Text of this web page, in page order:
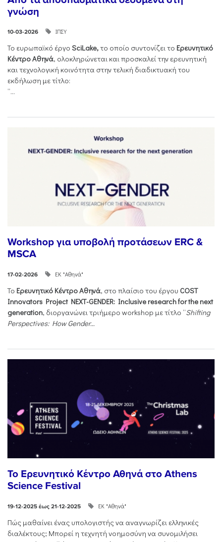
γνώση
10-03-2026 ΙΠΣΥ
Το ευρωπαϊκό έργο SciLake,το οποίο συντονίζει το Ερευνητικό
Κέντρο Αθηνά, ολοκληρώνεται και προσκαλεί την ερευνητική
και τεχνολογική κοινότητα στην τελική διαδικτυακή του
εκδήλωση με τίτλο:
“...
Workshop για υποβολή προτάσεων ERC &
MSCA
17-02-2026 ΕΚ "Αθηνά"
Το Ερευνητικό Κέντρο Αθηνά, στο πλαίσιο του έργου COST
Innovators Project NEXT-GENDER: Inclusive research for the next
generation, διοργανώνει τριήμερο workshop με τίτλο “Shifting
Perspectives: How Gender...
Το Ερευνητικό Κέντρο Αθηνά στο Athens
Science Festival
19-12-2025 έως 21-12-2025 ΕΚ "Αθηνά"
Πώς μαθαίνει ένας υπολογιστής να αναγνωρίζει ελληνικές
διαλέκτους; Μπορεί η τεχνητή νοημοσύνη να συνομιλήσει